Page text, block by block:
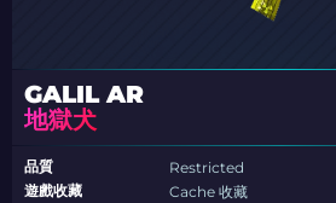
GALIL AR
地獄犬
品質
Restricted
遊戲收藏
Cache 收藏